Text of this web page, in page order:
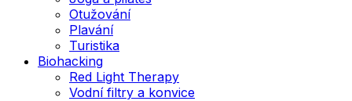
Otužování
Plavání
Turistika
Biohacking
Red Light Therapy
Vodní filtry a konvice